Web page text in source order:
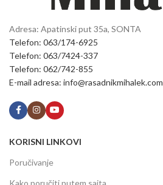
Adresa: Apatinski put 35a, SONTA
Telefon: 063/174-6925
Telefon: 063/7424-337
Telefon: 062/742-855
E-mail adresa: info@rasadnikmihalek.com
KORISNI LINKOVI
Poručivanje
Kako poručiti putem sajta